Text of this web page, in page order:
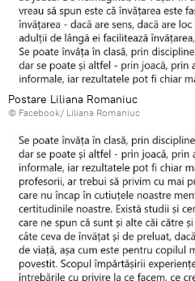
Postare Liliana Romaniuc
© Facebook/ Liliana Romaniuc